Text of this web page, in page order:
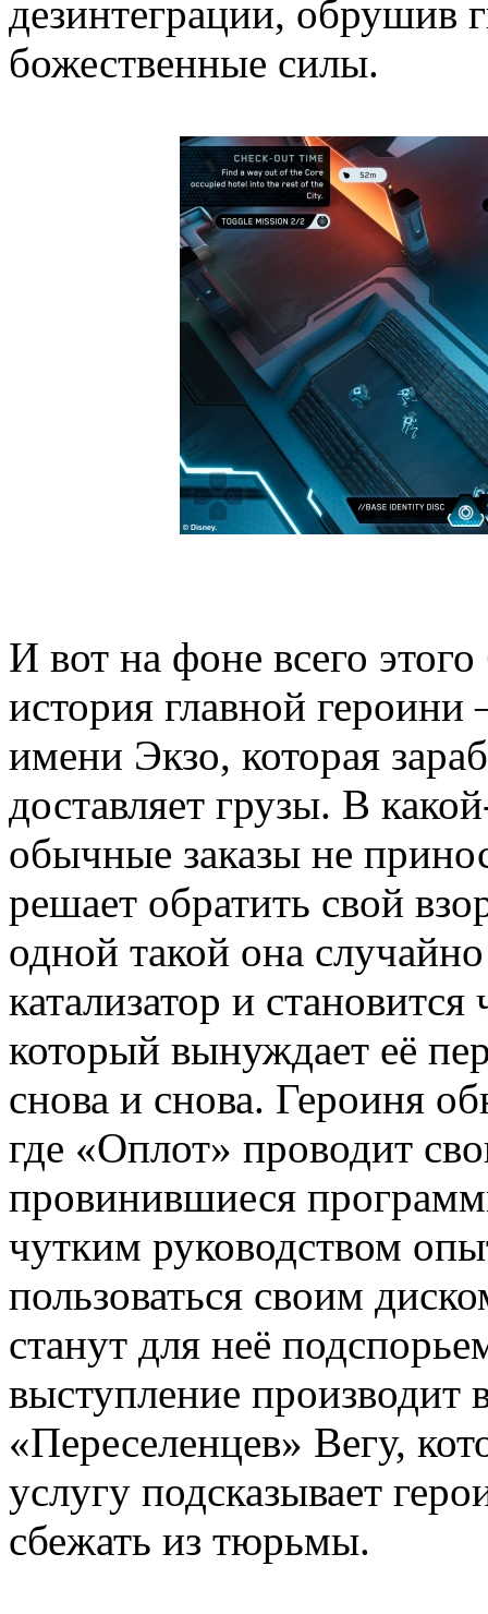
дезинтеграции, обрушив
божественные силы.
И вот на фоне всего этого
история главной
имени Экзо, которая
доставляет грузы. В
обычные заказы не
решает обратить свой
одной такой она
катализатор и
который вынуждает её
снова и снова. Героиня
где «Оплот» проводит
провинившиеся
чутким руководством
пользоваться своим
станут для неё
выступление производит
«Переселенцев» Вегу,
услугу подсказывает
сбежать из тюрьмы.